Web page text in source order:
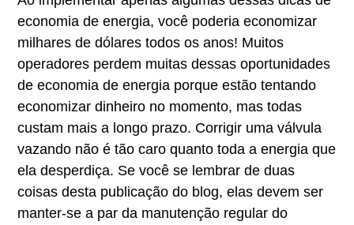
economia de energia, você poderia economizar
milhares de dólares todos os anos! Muitos
operadores perdem muitas dessas oportunidades
de economia de energia porque estão tentando
economizar dinheiro no momento, mas todas
custam mais a longo prazo. Corrigir uma válvula
vazando não é tão caro quanto toda a energia que
ela desperdiça. Se você se lembrar de duas
coisas desta publicação do blog, elas devem ser
manter-se a par da manutenção regular do